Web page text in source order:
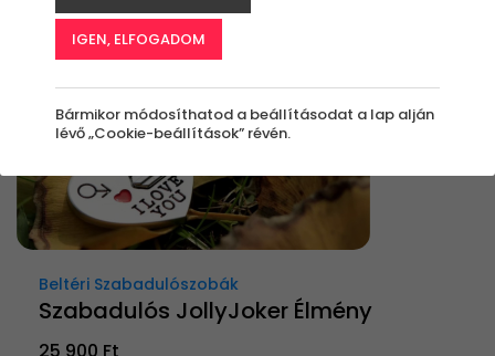
Beltéri Szabadulószobák
Szabadulós JollyJoker Élmény
IGEN, ELFOGADOM
Bármikor módosíthatod a beállításodat a lap alján
lévő „Cookie-beállítások” révén.